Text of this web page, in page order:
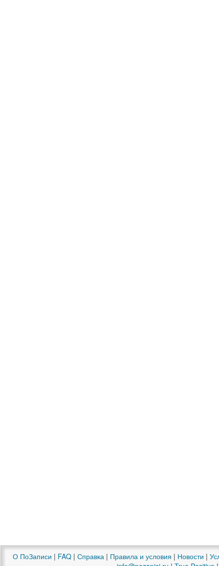
О ПоЗаписи | FAQ | Справка | Правила и условия | Новости |